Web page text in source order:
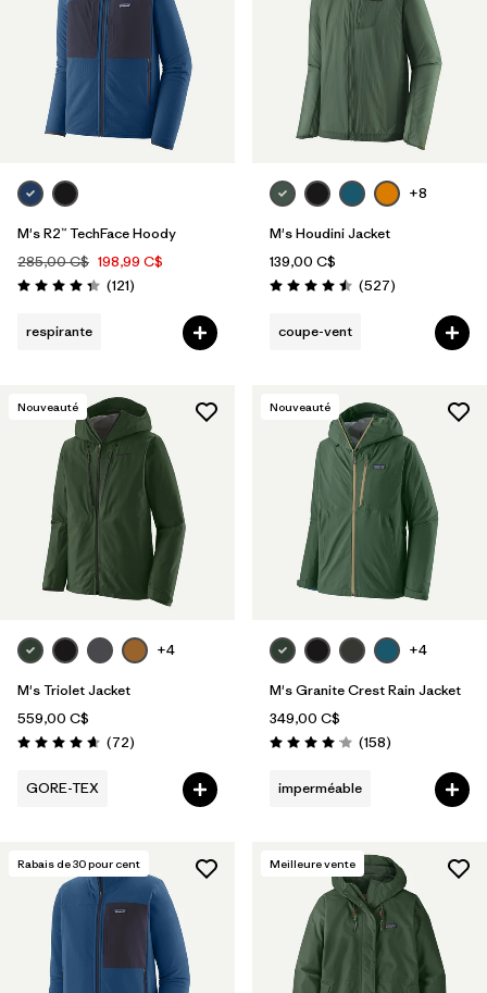
M's R2™ TechFace Hoody
285,00 C$ 198,99 C$
Évaluation: 4.4 / 5
(121Avis
)
respirante
+8
M's Houdini Jacket
139,00 C$
Évaluation: 4.5 / 5
(527Avis
)
coupe-vent
Nouveauté
+4
M's Triolet Jacket
559,00 C$
Évaluation: 4.7 / 5
(72Avis
)
GORE-TEX
Nouveauté
+4
M's Granite Crest Rain Jacket
349,00 C$
Évaluation: 4.1 / 5
(158Avis
)
imperméable
Rabais de30pour cent Meilleure vente